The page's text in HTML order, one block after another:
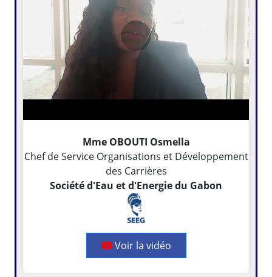
Mme OBOUTI Osmella
Chef de Service Organisations et Développement
des Carrières
Société d'Eau et d'Energie du Gabon
Voir la vidéo